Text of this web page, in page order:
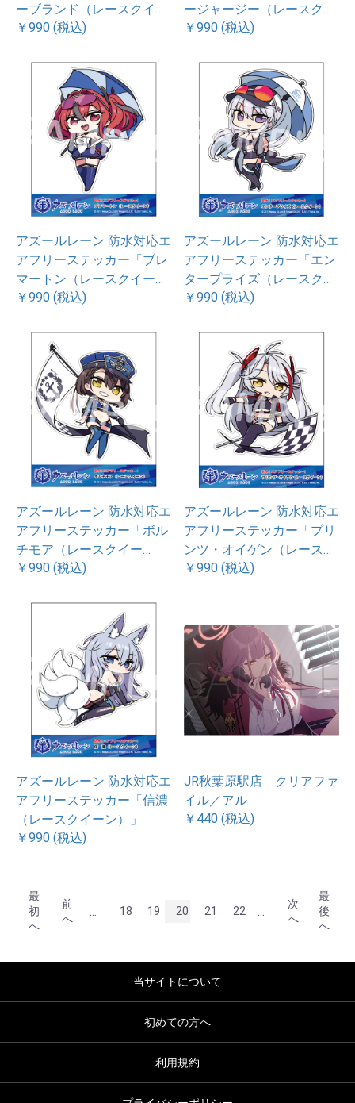
ーブランド（レースクイー
ン）」
￥990 (税込)
ージャージー（レースクイ
ーン）」
￥990 (税込)
アズールレーン 防水対応エ
アフリーステッカー「ブレ
マートン（レースクイー
ン）」
￥990 (税込)
アズールレーン 防水対応エ
アフリーステッカー「エン
タープライズ（レースクイ
ーン）」
￥990 (税込)
アズールレーン 防水対応エ
アフリーステッカー「ボル
チモア（レースクイー
ン）」
￥990 (税込)
アズールレーン 防水対応エ
アフリーステッカー「プリ
ンツ・オイゲン（レースク
イーン）」
￥990 (税込)
アズールレーン 防水対応エ
アフリーステッカー「信濃
（レースクイーン）」
￥990 (税込)
JR秋葉原駅店 クリアファ
イル／アル
￥440 (税込)
最
初
へ
前
へ
... 18 19 20 21 22 ...
次
へ
最
後
へ
当サイトについて
初めての方へ
利用規約